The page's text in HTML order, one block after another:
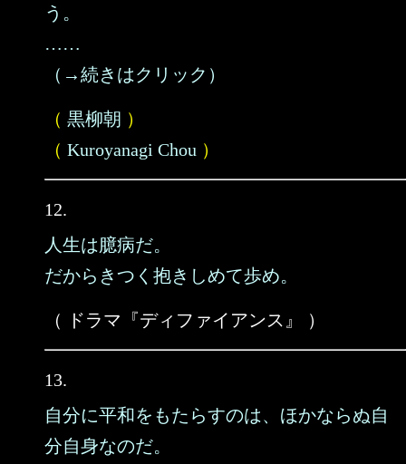
う。
……
（→続きはクリック）
（ 黒柳朝 ）
（ Kuroyanagi Chou ）
12.
人生は臆病だ。
だからきつく抱きしめて歩め。
（ ドラマ『ディファイアンス』 ）
13.
自分に平和をもたらすのは、ほかならぬ自
分自身なのだ。